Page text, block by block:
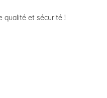
qualité et sécurité !